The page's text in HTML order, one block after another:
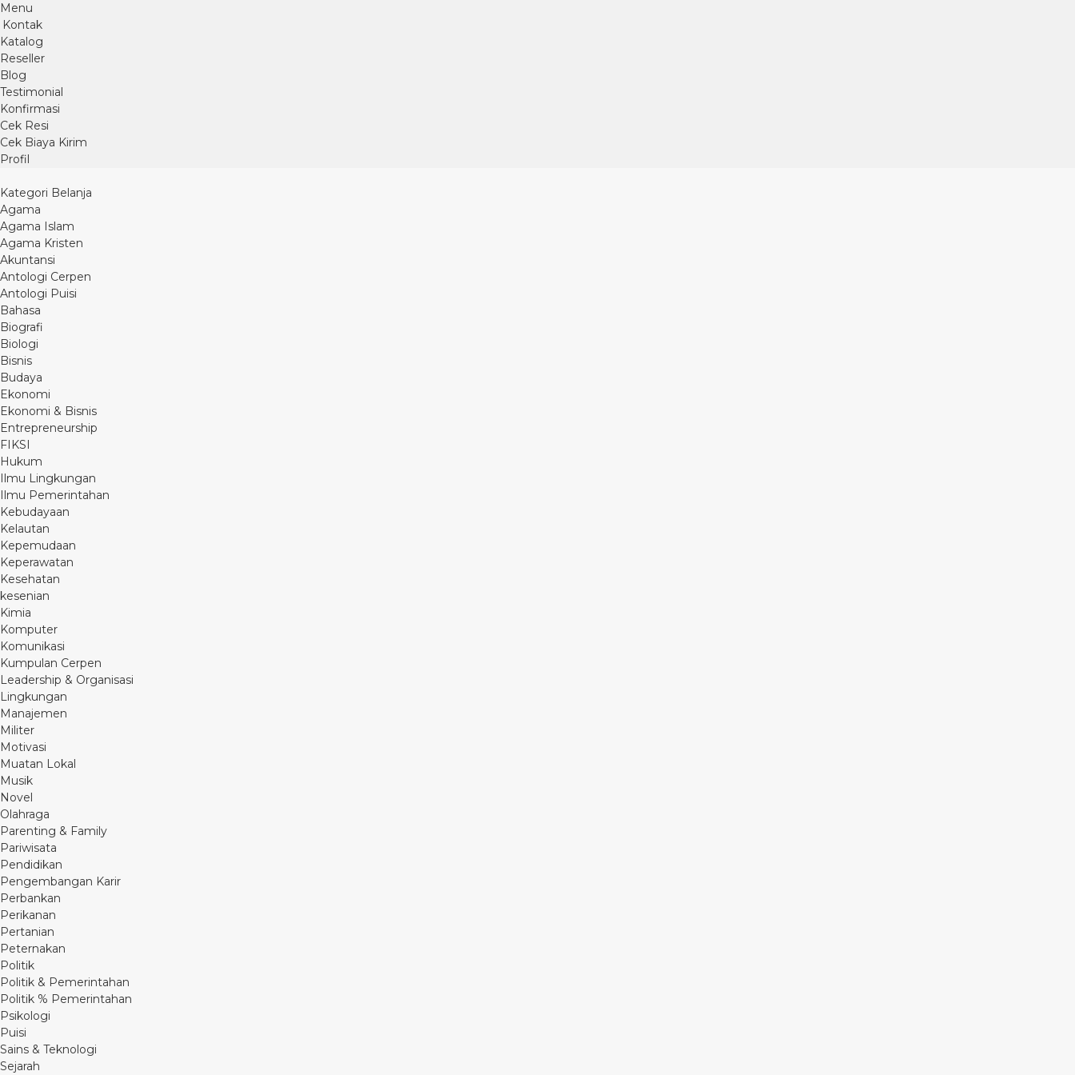
Menu
Kontak
Katalog
Reseller
Blog
Testimonial
Konfirmasi
Cek Resi
Cek Biaya Kirim
Profil
Kategori Belanja
Agama
Agama Islam
Agama Kristen
Akuntansi
Antologi Cerpen
Antologi Puisi
Bahasa
Biografi
Biologi
Bisnis
Budaya
Ekonomi
Ekonomi & Bisnis
Entrepreneurship
FIKSI
Hukum
Ilmu Lingkungan
Ilmu Pemerintahan
Kebudayaan
Kelautan
Kepemudaan
Keperawatan
Kesehatan
kesenian
Kimia
Komputer
Komunikasi
Kumpulan Cerpen
Leadership & Organisasi
Lingkungan
Manajemen
Militer
Motivasi
Muatan Lokal
Musik
Novel
Olahraga
Parenting & Family
Pariwisata
Pendidikan
Pengembangan Karir
Perbankan
Perikanan
Pertanian
Peternakan
Politik
Politik & Pemerintahan
Politik % Pemerintahan
Psikologi
Puisi
Sains & Teknologi
Sejarah